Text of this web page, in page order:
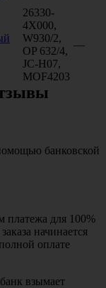
26330-
4X000,
W930/2,
OP 632/4,
JC-H07,
MOF4203
—
банковской
платежа для 100%
начинается
оплате
взымает